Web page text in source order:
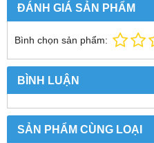
ĐÁNH GIÁ SẢN PHẨM
Bình chọn sản phẩm:
BÌNH LUẬN
SẢN PHẨM CÙNG LOẠI